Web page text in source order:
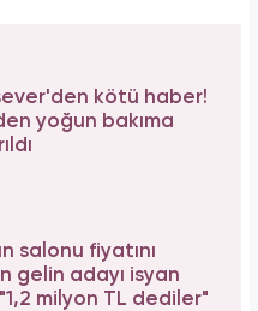
kötü haber!
yoğun bakıma
salonu fiyatını
gelin adayı isyan
milyon TL dediler"